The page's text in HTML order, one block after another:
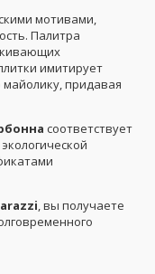
мотивами,
Палитра
имитирует
придавая
соответствует
, вы получаете